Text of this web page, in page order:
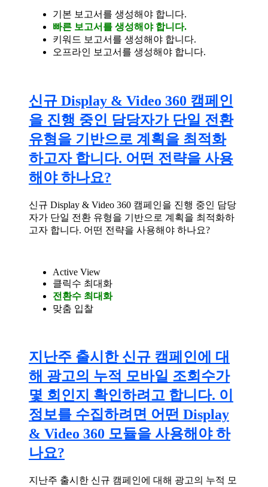
기본 보고서를 생성해야 합니다.
빠른 보고서를 생성해야 합니다.
키워드 보고서를 생성해야 합니다.
오프라인 보고서를 생성해야 합니다.
신규 Display & Video 360 캠페인
을 진행 중인 담당자가 단일 전환
유형을 기반으로 계획을 최적화
하고자 합니다. 어떤 전략을 사용
해야 하나요?
신규 Display & Video 360 캠페인을 진행 중인 담당
자가 단일 전환 유형을 기반으로 계획을 최적화하
고자 합니다. 어떤 전략을 사용해야 하나요?
Active View
클릭수 최대화
전환수 최대화
맞춤 입찰
지난주 출시한 신규 캠페인에 대
해 광고의 누적 모바일 조회수가
몇 회인지 확인하려고 합니다. 이
정보를 수집하려면 어떤 Display
& Video 360 모듈을 사용해야 하
나요?
지난주 출시한 신규 캠페인에 대해 광고의 누적 모